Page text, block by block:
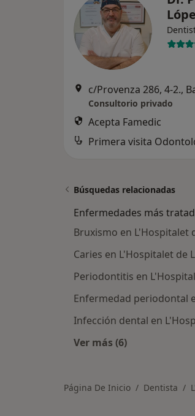
c/Provenza 286, 4-2.,
Consultorio privado
Acepta Famedic
Primera visita
Búsquedas relacionadas
Enfermedades más
Bruxismo en L'Hospitalet
Caries en L'Hospitalet de
Periodontitis en
Enfermedad periodontal
Infección dental en
Ver más (6)
Página De Inicio Dentista